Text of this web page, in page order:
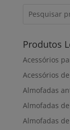
Produtos
Acessórios
Acessórios
Almofadas
Almofadas
Almofadas